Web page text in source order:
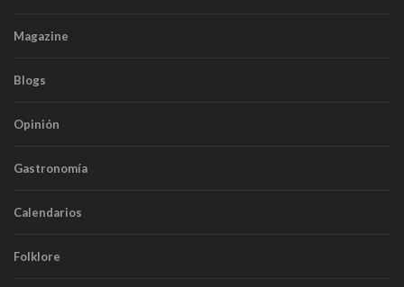
Magazine
Blogs
Opinión
Gastronomía
Calendarios
Folklore